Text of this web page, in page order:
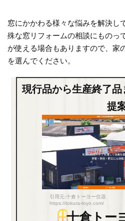
窓にかかわる様々な悩みを解決し
殊な窓リフォームの相談にものっ
が使える場合もありますので、家
を選んでください。
現行品から生産終了
提
引用元:十倉トーヨー住器
https://tokura-toyo.com/
十倉トー